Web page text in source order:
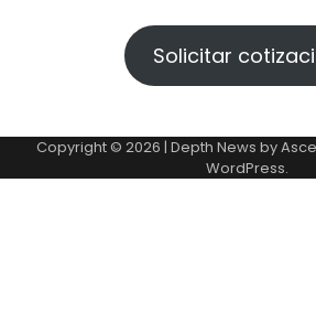
Solicitar
Copyright © 2026 | Depth News by
WordPress.